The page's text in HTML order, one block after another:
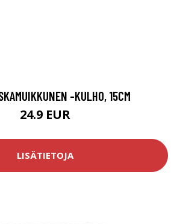
-KULHO, 15CM
24.9 EUR
LISÄTIETOJA